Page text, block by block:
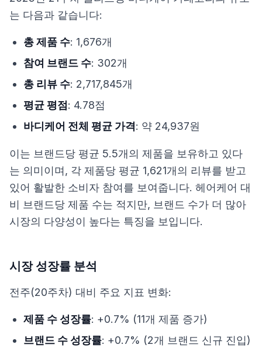
는 다음과 같습니다:
총 제품 수: 1,676개
참여 브랜드 수: 302개
총 리뷰 수: 2,717,845개
평균 평점: 4.78점
바디케어 전체 평균 가격: 약 24,937원
이는 브랜드당 평균 5.5개의 제품을 보유하고 있다
는 의미이며, 각 제품당 평균 1,621개의 리뷰를 받고
있어 활발한 소비자 참여를 보여줍니다. 헤어케어 대
비 브랜드당 제품 수는 적지만, 브랜드 수가 더 많아
시장의 다양성이 높다는 특징을 보입니다.
시장 성장률 분석
전주(20주차) 대비 주요 지표 변화:
제품 수 성장률: +0.7% (11개 제품 증가)
브랜드 수 성장률: +0.7% (2개 브랜드 신규 진입)